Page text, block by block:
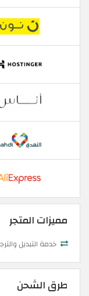
مميزات المتجر
خدمة التبديل
طرق الشحن